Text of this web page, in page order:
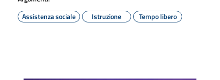
Assistenza sociale
Istruzione Tempo libero